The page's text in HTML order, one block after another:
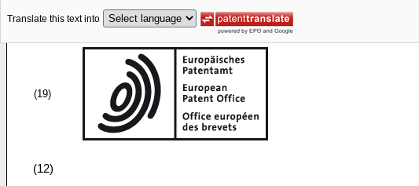
Translate this text into
(19)
(12)